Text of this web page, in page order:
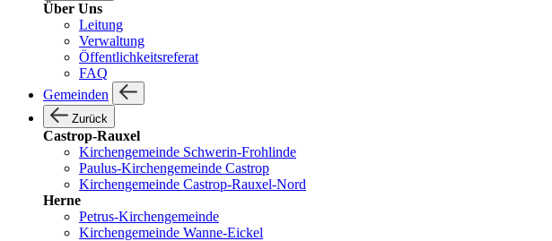
Über Uns
Leitung
Verwaltung
Öffentlichkeitsreferat
FAQ
Gemeinden
Zurück
Castrop-Rauxel
Kirchengemeinde Schwerin-Frohlinde
Paulus-Kirchengemeinde Castrop
Kirchengemeinde Castrop-Rauxel-Nord
Herne
Petrus-Kirchengemeinde
Kirchengemeinde Wanne-Eickel